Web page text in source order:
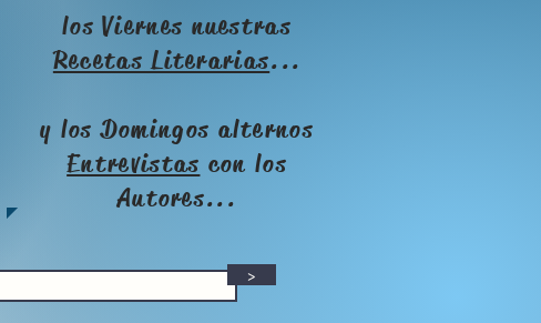
los Viernes nuestras
Recetas Literarias...
y los Domingos alternos
Entrevistas con los
Autores...
>